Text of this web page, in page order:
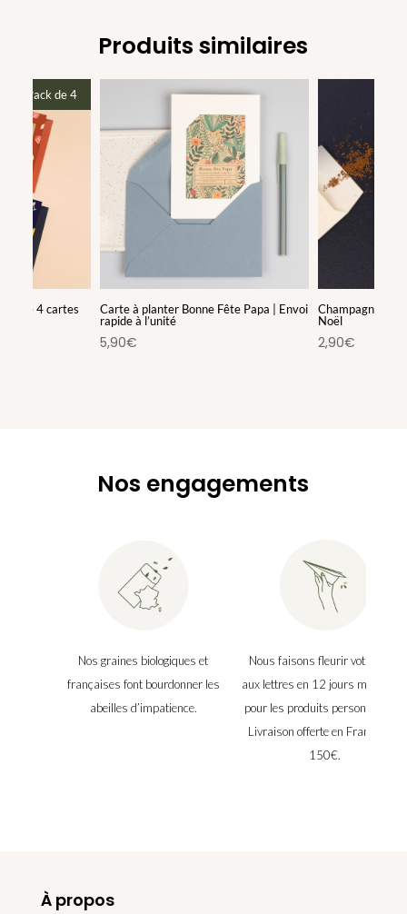
Produits similaires
Pack de 4
de 4 cartes
Carte à planter Bonne Fête Papa | Envoi
rapide à l’unité
5,90€
Champagne –
Noël
2,90€
Nos engagements
Nos graines biologiques et
françaises font bourdonner les
abeilles d’impatience.
Nous faisons fleurir votre boîte
aux lettres en 12 jours
pour les produits personnalisés.
Livraison offerte en France dès
150€.
À propos